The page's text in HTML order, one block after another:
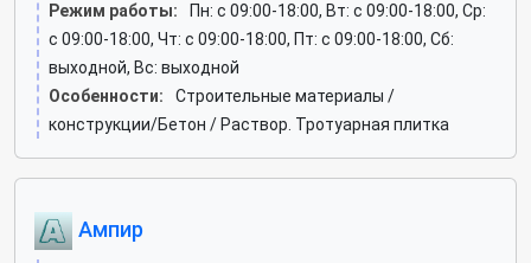
Режим работы:
Пн: c 09:00-18:00, Вт: c 09:00-18:00, Ср:
c 09:00-18:00, Чт: c 09:00-18:00, Пт: c 09:00-18:00, Сб:
выходной, Вс: выходной
Особенности:
Строительные материалы /
конструкции/Бетон / Раствор. Тротуарная плитка
Ампир